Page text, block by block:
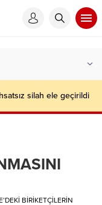
silah ele geçirildi
BİRİKETÇİLERİN